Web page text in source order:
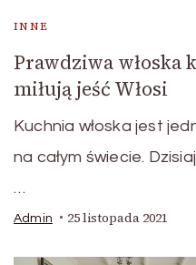
INNE
Prawdziwa włoska
miłują jeść Włosi
Kuchnia włoska jest
na całym świecie.
…
Admin 25 listopada 2021